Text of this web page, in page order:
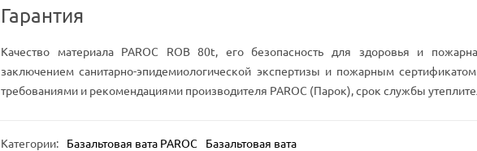
Гарантия
Качество материала PAROC ROB 80t, его безопасность для здоровья и
заключением санитарно-эпидемиологической экспертизы и пожарным
требованиями и рекомендациями производителя PAROC (Парок), срок службы
Категории: Базальтовая вата PAROC Базальтовая вата